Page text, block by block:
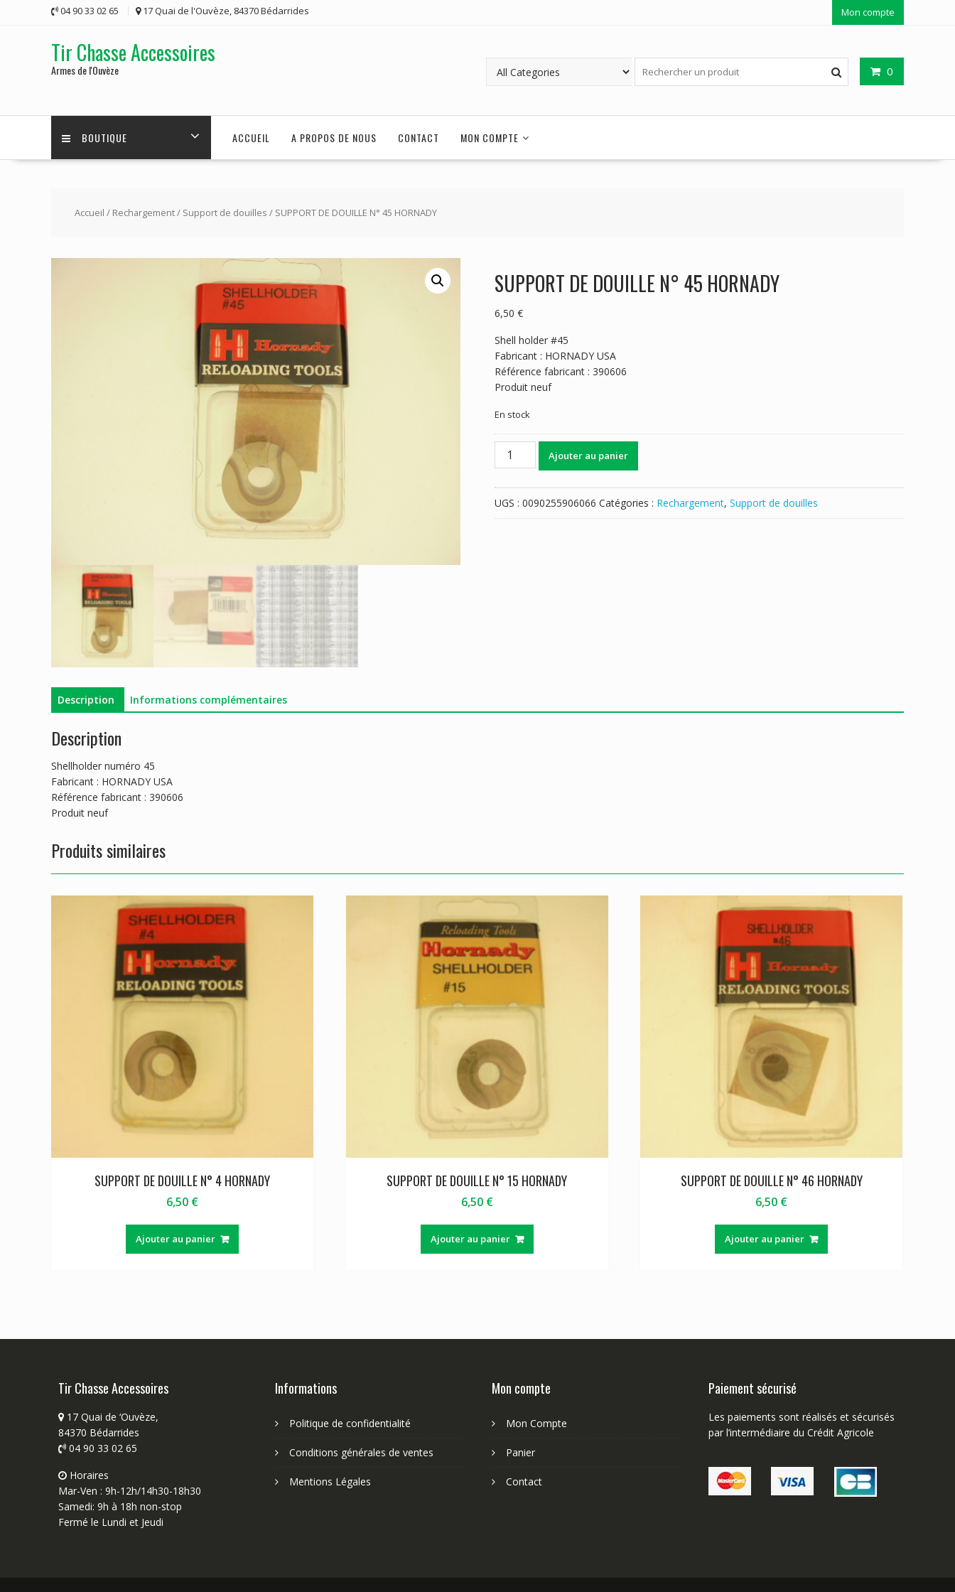
04 90 33 02 65 17 Quai de l'Ouvèze, 84370 Bédarrides Mon compte
Tir Chasse Accessoires
Armes de l'Ouvèze 0
BOUTIQUE ACCUEIL A PROPOS DE NOUS CONTACT MON COMPTE
Accueil / Rechargement/ Support de douilles / SUPPORT DE DOUILLE N° 45 HORNADY
SUPPORT DE DOUILLE N° 45 HORNADY
6,50 €
Shell holder #45
Fabricant : HORNADY USA
Référence fabricant : 390606
Produit neuf
En stock
quantité
DOUILLE
Ajouter au panier
UGS : 0090255906066 Catégories : Rechargement, Support de douilles
Description Informations complémentaires
Description
Shellholder numéro 45
Fabricant : HORNADY USA
Référence fabricant : 390606
Produit neuf
Produits similaires
SUPPORT DE DOUILLE N° 4 HORNADY
6,50 €
Ajouter au panier
SUPPORT DE DOUILLE N° 15 HORNADY
6,50 €
Ajouter au panier
SUPPORT DE DOUILLE N° 46 HORNADY
6,50 €
Ajouter au panier
Tir Chasse Accessoires
17 Quai de ‘Ouvèze,
84370 Bédarrides
04 90 33 02 65
Horaires
Mar-Ven : 9h-12h/14h30-18h30
Samedi: 9h à 18h non-stop
Fermé le Lundi et Jeudi
Informations
Politique de confidentialité
Conditions générales de ventes
Mentions Légales
Mon compte
Mon Compte
Panier
Contact
Paiement sécurisé
Les paiements sont réalisés et sécurisés
par l’intermédiaire du Crédit Agricole